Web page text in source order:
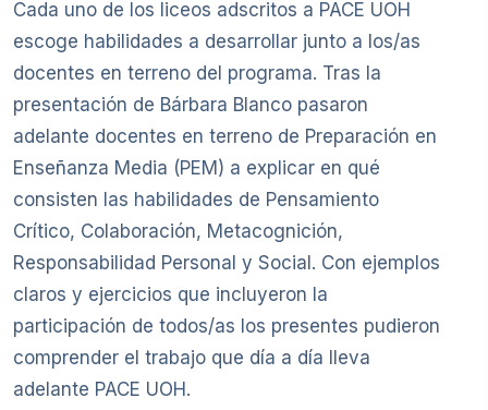
Cada uno de los liceos adscritos a PACE UOH
escoge habilidades a desarrollar junto a los/as
docentes en terreno del programa. Tras la
presentación de Bárbara Blanco pasaron
adelante docentes en terreno de Preparación en
Enseñanza Media (PEM) a explicar en qué
consisten las habilidades de Pensamiento
Crítico, Colaboración, Metacognición,
Responsabilidad Personal y Social. Con ejemplos
claros y ejercicios que incluyeron la
participación de todos/as los presentes pudieron
comprender el trabajo que día a día lleva
adelante PACE UOH.